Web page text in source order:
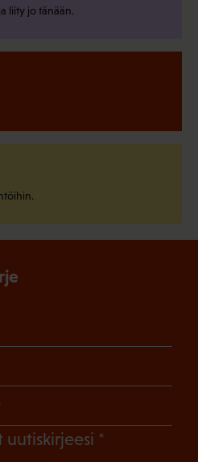
liity jo tänään.
uutiskirjeesi (Pakollinen)